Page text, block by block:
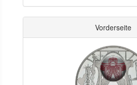
Vorderseite